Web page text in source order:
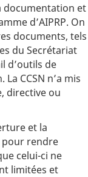
documentation et
d’AIPRP. On
documents, tels
du Secrétariat
d’outils de
CCSN n’a mis
directive ou
et la
pour rendre
celui-ci ne
limitées et